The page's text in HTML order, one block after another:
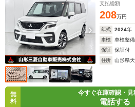
支払総額
208万円
年式 2024年
車検
車検整
保証
保証付
住所
山形県
無
料
今すぐ在庫確認・見
電話する